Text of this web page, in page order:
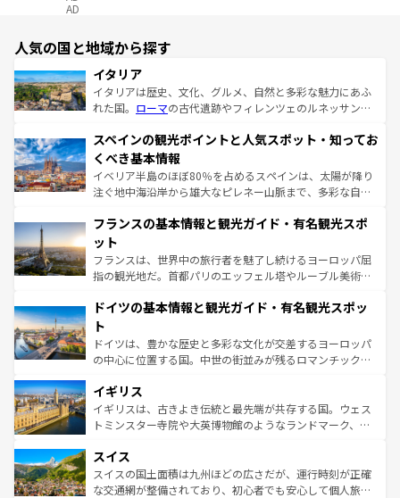
AD
人気の国と地域から探す
イタリア
イタリアは歴史、文化、グルメ、自然と多彩な魅力にあふ
れた国。 ローマの古代遺跡やフィレンツェのルネッサンス
ろん、トスカーナの美しい田園風景やアマルフィ海岸の絶
景など、自然景観も見逃せない。観光の合間には、本場の
ピザやパスタなど、絶品のイタリア料理を堪能することも
できる。朝目覚めてから夜眠るまで、すべての瞬間を楽し
なお、新着のイタリア情報はコンテンツ一覧を参照してほ
しい。
スペインの観光ポイントと人気スポット・知ってお
くべき基本情報
イベリア半島のほぼ80％を占めるスペインは、太陽が降り
注ぐ地中海沿岸から雄大なピレネー山脈まで、多彩な自然
文化が根付くこの国では、情熱的なフラメンコ、熱気あふ
れる闘牛、そして美味しいタパスが生活の一部となってい
る。首都マドリードの洗練された雰囲気や、バルセロナの
アートに溢れた街角から、地方では古代ローマ遺跡や中世
せる。地方によって風土や気候が異なるスペインはその個
ンテンツ一覧 を参照してほしい。
フランスの基本情報と観光ガイド・有名観光スポ
ット
フランスは、世界中の旅行者を魅了し続けるヨーロッパ屈
指の観光地だ。首都パリのエッフェル塔やルーブル美術館
で、幅広い魅力が詰まっている。華麗な宮殿、歴史的な大
聖堂、美しいビーチ、そして豊かな自然が、訪れる者を心
から魅了する。また、フランスは美食の国としても知ら
れ、フランス料理はユネスコ無形文化遺産にも登録されて
香り高いラベンダー畑など、多彩な楽しみ方が可能だ。さ
らに、パリ以外の地域にも魅力が溢れており、どの街角に
も豊かな歴史と文化が息づいている。パリ以外の個性あふ
を参照してほしい。
ドイツの基本情報と観光ガイド・有名観光スポッ
ト
ドイツは、豊かな歴史と多彩な文化が交差するヨーロッパ
の中心に位置する国。中世の街並みが残るロマンチック街
顔を持つこの国は、どこを歩いても飽きることがない。ベ
ルリンの文化的活気、バイエルン州のアルプスの絶景、そ
してライン川沿いのワイン畑といった風景は必見。ビール
は、お酒好きな人にはぜひ体験してほしい。 なお、新着の
ドイツ情報はコンテンツ一覧を参照してほしい。
イギリス
イギリスは、古きよき伝統と最先端が共存する国。ウェス
トミンスター寺院や大英博物館のようなランドマーク、歴
リアごとに異なる魅力がある。また、優雅なアフタヌーン
ティー、ビール好きにはたまらない英国パブ、サッカー観
戦など、本場だからこそできる体験も豊富。イギリスを旅
スイス
スイスの国土面積は九州ほどの広さだが、運行時刻が正確
な交通網が整備されており、初心者でも安心して個人旅行